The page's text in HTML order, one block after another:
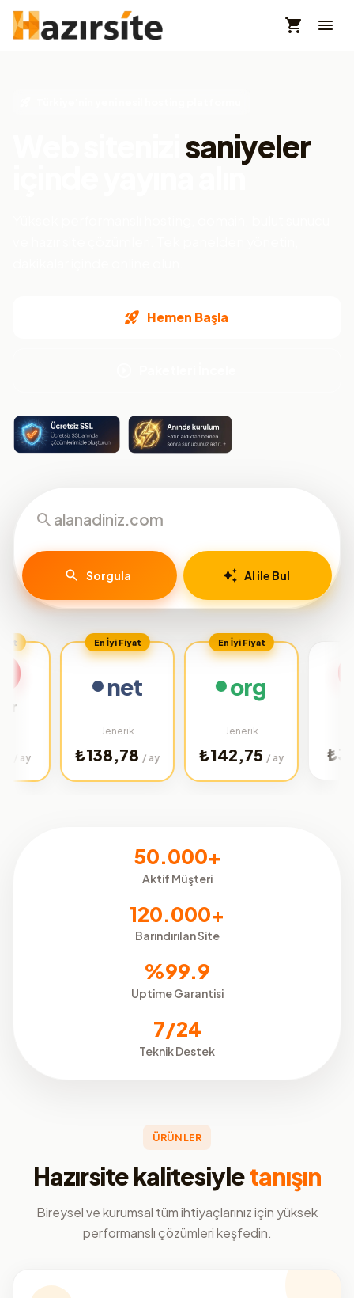
saniyeler
içinde yayına alın
Hemen Başla
Sorgula AI ile Bul
En İyi Fiyat
net
₺138,78 / ay
En İyi Fiyat
org
₺142,75 / ay ₺32,02
50.000+
Aktif Müşteri
120.000+
Barındırılan Site
%99.9
Uptime Garantisi
7/24
Teknik Destek
ÜRÜNLER
Hazırsite kalitesiyletanışın
Bireysel ve kurumsal tüm ihtiyaçlarınız için yüksek
performanslı çözümleri keşfedin.